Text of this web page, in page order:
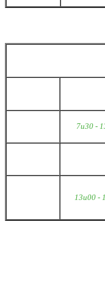
7u30 -
13u00 -